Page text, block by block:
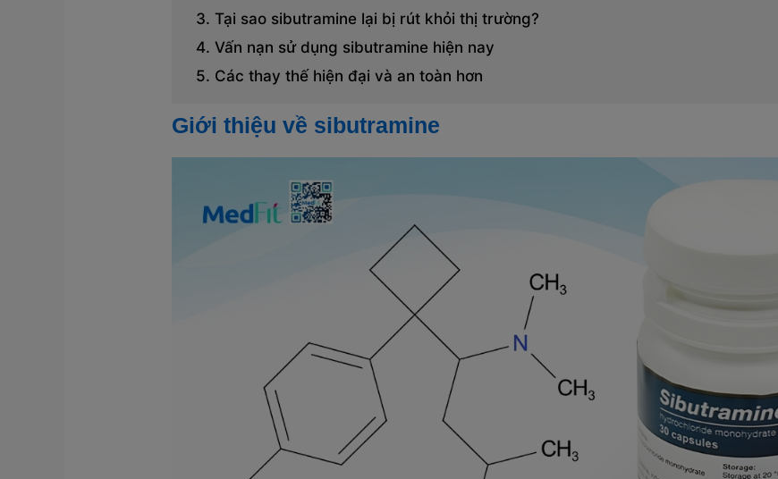
Tại sao sibutramine lại bị rút khỏi thị trường?
Vấn nạn sử dụng sibutramine hiện nay
Các thay thế hiện đại và an toàn hơn
Giới thiệu về sibutramine